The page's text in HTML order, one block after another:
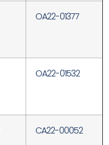
OA22-01377
OA22-01532
CA22-00052